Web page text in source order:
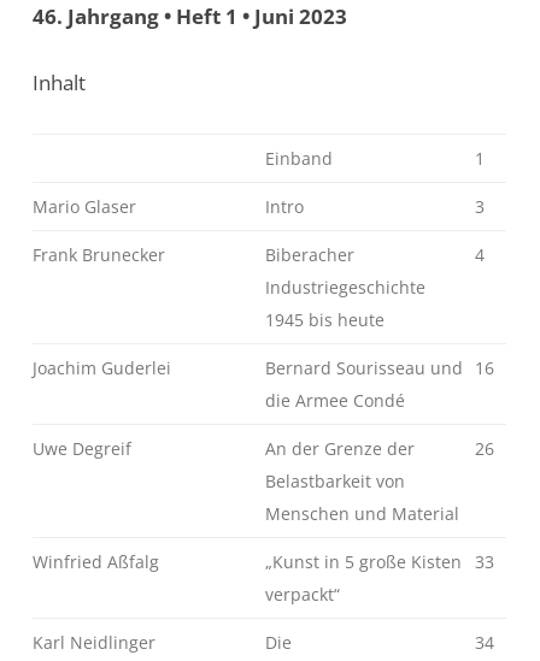
46. Jahrgang • Heft 1 • Juni 2023
Inhalt
Einband 1
Mario Glaser Intro 3
Frank Brunecker
Biberacher
Industriegeschichte
1945 bis heute
4
Joachim Guderlei
Bernard Sourisseau und
die Armee Condé
16
Uwe Degreif
An der Grenze der
Belastbarkeit von
Menschen und Material
26
Winfried Aßfalg
„Kunst in 5 große Kisten
verpackt“
33
Karl Neidlinger
Die
34